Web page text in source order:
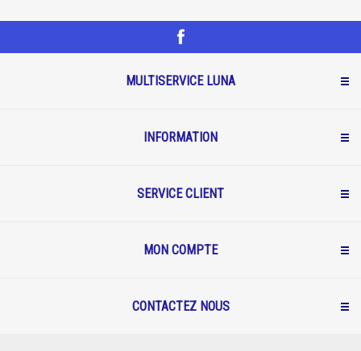
MULTISERVICE LUNA
INFORMATION
SERVICE CLIENT
MON COMPTE
CONTACTEZ NOUS